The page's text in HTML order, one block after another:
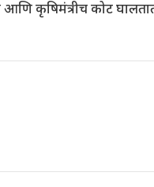
कृषिमंत्रीच कोट